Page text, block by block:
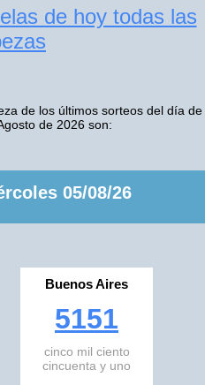
de hoy todas las
de los últimos sorteos del día de
de 2026 son:
05/08/26
Buenos Aires
5151
cinco mil ciento
cincuenta y uno